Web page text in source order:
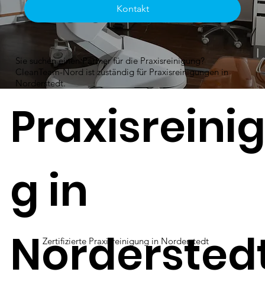
Sie suchen einen Partner für die Praxisreinigung?
CleanTeam-Nord ist zuständig für Praxisreinigungen in
Norderstedt.
Kontakt
g in
Zertifizierte Praxisreinigung in Norderstedt